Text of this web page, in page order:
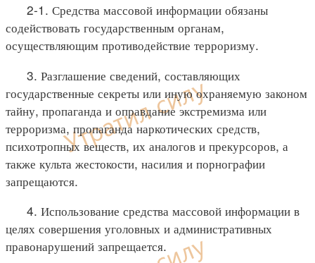
2-1. Средства массовой информации обязаны
содействовать государственным органам,
осуществляющим противодействие терроризму.
3. Разглашение сведений, составляющих
государственные секреты или иную охраняемую законом
тайну, пропаганда и оправдание экстремизма или
терроризма, пропаганда наркотических средств,
психотропных веществ, их аналогов и прекурсоров, а
также культа жестокости, насилия и порнографии
запрещаются.
4. Использование средства массовой информации в
целях совершения уголовных и административных
правонарушений запрещается.